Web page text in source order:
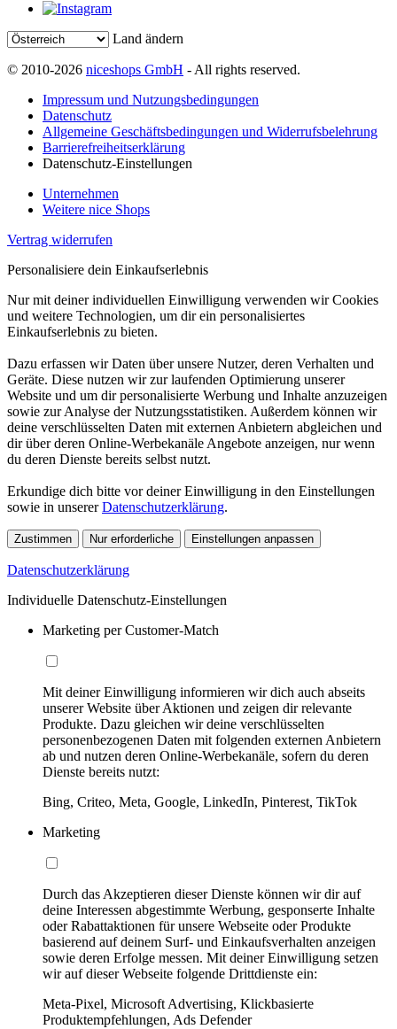
Land ändern
© 2010-2026 niceshops GmbH - All rights reserved.
Impressum und Nutzungsbedingungen
Datenschutz
Allgemeine Geschäftsbedingungen und Widerrufsbelehrung
Barrierefreiheitserklärung
Datenschutz-Einstellungen
Unternehmen
Weitere nice Shops
Vertrag widerrufen
Personalisiere dein Einkaufserlebnis
Nur mit deiner individuellen Einwilligung verwenden wir Cookies
und weitere Technologien, um dir ein personalisiertes
Einkaufserlebnis zu bieten.
Dazu erfassen wir Daten über unsere Nutzer, deren Verhalten und
Geräte. Diese nutzen wir zur laufenden Optimierung unserer
Website und um dir personalisierte Werbung und Inhalte anzuzeigen
sowie zur Analyse der Nutzungsstatistiken. Außerdem können wir
deine verschlüsselten Daten mit externen Anbietern abgleichen und
dir über deren Online-Werbekanäle Angebote anzeigen, nur wenn
du deren Dienste bereits selbst nutzt.
Erkundige dich bitte vor deiner Einwilligung in den Einstellungen
sowie in unsererDatenschutzerklärung.
Zustimmen Nur erforderliche Einstellungen anpassen
Datenschutzerklärung
Individuelle Datenschutz-Einstellungen
Marketing per Customer-Match
Mit deiner Einwilligung informieren wir dich auch abseits
unserer Website über Aktionen und zeigen dir relevante
Produkte. Dazu gleichen wir deine verschlüsselten
personenbezogenen Daten mit folgenden externen Anbietern
ab und nutzen deren Online-Werbekanäle, sofern du deren
Dienste bereits nutzt:
Bing, Criteo, Meta, Google, LinkedIn, Pinterest, TikTok
Marketing
Durch das Akzeptieren dieser Dienste können wir dir auf
deine Interessen abgestimmte Werbung, gesponserte Inhalte
oder Rabattaktionen für unsere Webseite oder Produkte
basierend auf deinem Surf- und Einkaufsverhalten anzeigen
sowie deren Erfolge messen. Mit deiner Einwilligung setzen
wir auf dieser Webseite folgende Drittdienste ein:
Meta-Pixel, Microsoft Advertising, Klickbasierte
Produktempfehlungen, Ads Defender